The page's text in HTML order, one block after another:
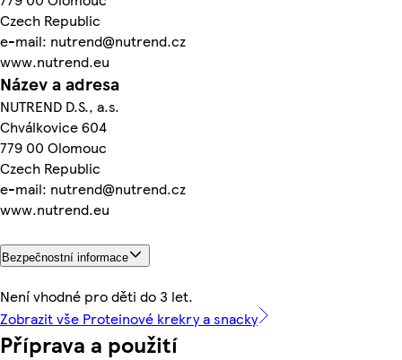
Czech Republic
e-mail: nutrend@nutrend.cz
www.nutrend.eu
Název a adresa
NUTREND D.S., a.s.
Chválkovice 604
779 00 Olomouc
Czech Republic
e-mail: nutrend@nutrend.cz
www.nutrend.eu
Bezpečnostní informace
Není vhodné pro děti do 3 let.
Zobrazit vše Proteinové krekry a snacky
Příprava a použití